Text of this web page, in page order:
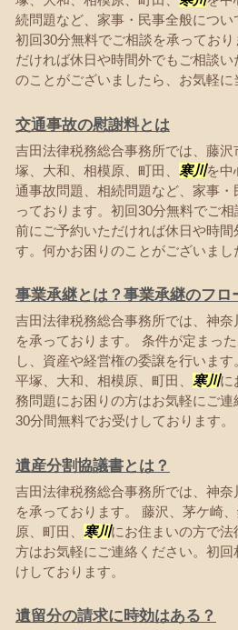
続問題など、家事・民事全般につい
初回30分無料でご相談を承ってお
だければ休日や時間外でもご相談
のことがございましたら、お気軽に
交通事故の慰謝料とは
吉田法律税務総合事務所では、藤
塚、大和、相模原、町田、 寒川を中
通事故問題、相続問題など、家事
っております。初回30分無料でご
前にご予約いただければ休日や時間
す。何かお困りのことがございまし
事業承継とは？事業承継のフロ
吉田法律税務総合事務所では、神
を承っております。 条件が定まっ
し、資産や経営権の委譲を行います
平塚、大和、相模原、町田、 寒川に
務問題にお困りの方はお気軽にご
30分間無料でお受けしております。
遺産分割協議書とは？
吉田法律税務総合事務所では、神
を承っております。 藤沢、茅ケ崎
原、町田、 寒川にお住まいの方で
方はお気軽にご連絡ください。初
けしております。
遺留分の請求に時効はある？